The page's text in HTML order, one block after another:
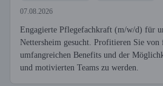
07.08.2026
Engagierte Pflegefachkraft (m/w/d) für
Nettersheim gesucht. Profitieren Sie
umfangreichen Benefits und der
und motivierten Teams zu werden.